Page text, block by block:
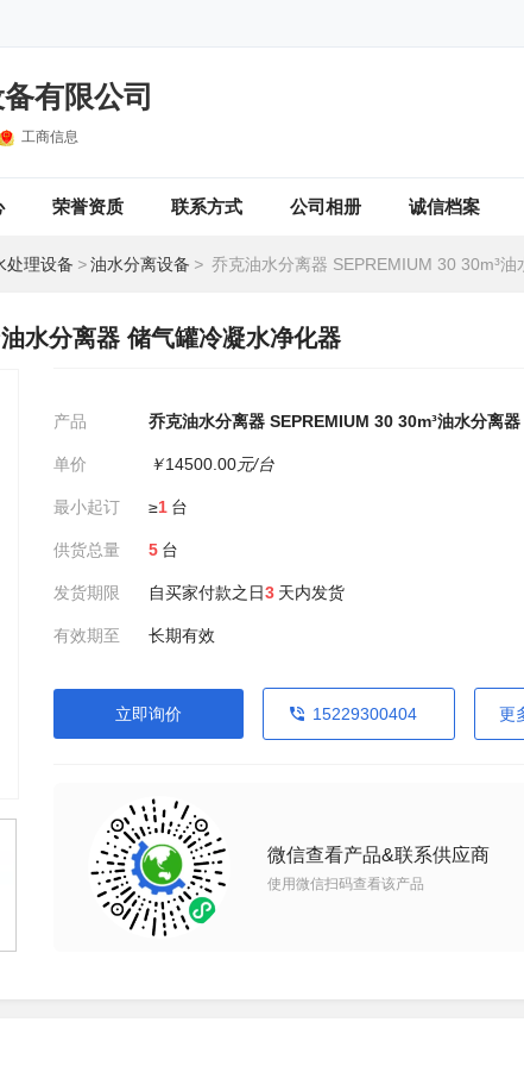
有限公司
工商信息
荣誉资质 联系方式 公司相册 诚信档案
处理设备 >油水分离设备 > 乔克油水分离器 SEPREMIUM 30 30m³油水分离器 储气
水分离器 储气罐冷凝水净化器
产品 乔克油水分离器 SEPREMIUM 30 30m³油水分离
单价 ￥14500.00元/台
最小起订 ≥1 台
供货总量 5 台
发货期限 自买家付款之日3 天内发货
有效期至 长期有效
立即询价 15229300404 更
微信查看产品&联系供应商
使用微信扫码查看该产品